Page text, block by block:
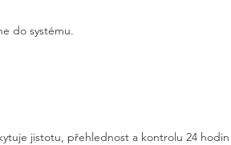
do systému.
jistotu, přehlednost a kontrolu 24